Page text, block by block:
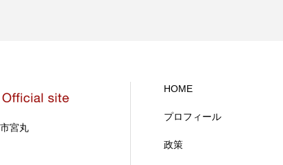
宮丸
HOME
プロフィール
政策